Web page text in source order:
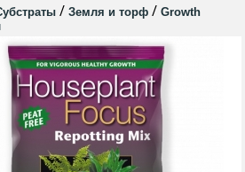
/ Земля и торф / Growth